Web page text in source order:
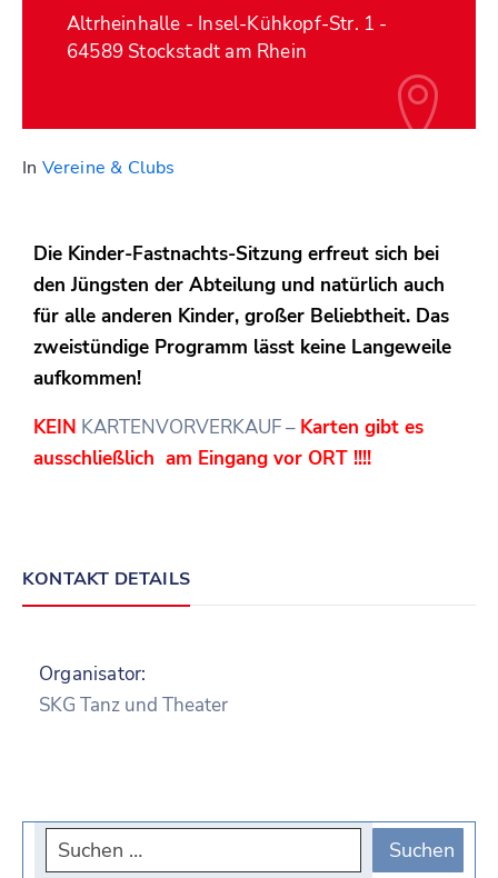
Altrheinhalle - Insel-Kühkopf-Str. 1 -
64589 Stockstadt am Rhein
In Vereine & Clubs
Die Kinder-Fastnachts-Sitzung erfreut sich bei
den Jüngsten der Abteilung und natürlich auch
für alle anderen Kinder, großer Beliebtheit. Das
zweistündige Programm lässt keine Langeweile
aufkommen!
KEIN KARTENVORVERKAUF – Karten gibt es
ausschließlich am Eingang vor ORT !!!!
KONTAKT DETAILS
Organisator:
SKG Tanz und Theater